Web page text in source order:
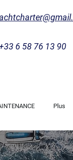
6 58 76 13 90
Plus